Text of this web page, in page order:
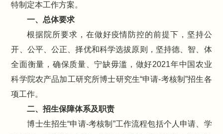
特制定本工作方案。
一、总体要求
根据院所要求，在做好疫情防控的前提下，坚持公
开、公平、公正、择优和科学选拔原则，坚持德、智、体
全面衡量，确保质量、宁缺毋滥，做好2021年中国农业
科学院农产品加工研究所博士研究生“申请-考核制”招生各
项工作。
二、招生保障体系及职责
博士生招生“申请-考核制”工作流程包括个人申请、学